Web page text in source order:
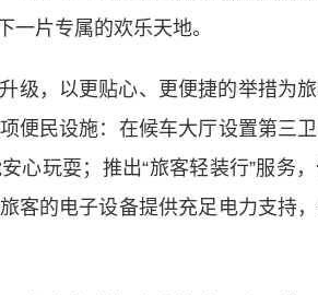
片专属的欢乐天地。
级，以更贴心、更便捷的举措为
便民设施：在候车大厅设置第三
心玩耍；推出“旅客轻装行”服务
客的电子设备提供充足电力支持